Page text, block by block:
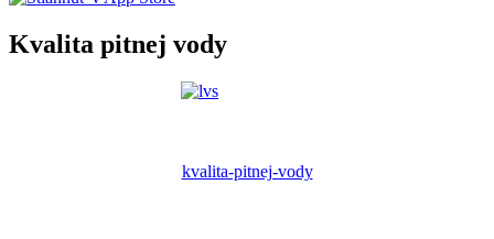
Kvalita pitnej vody
kvalita-pitnej-vody